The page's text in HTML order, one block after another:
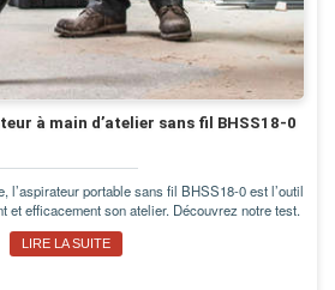
à main d’atelier sans fil BHSS18-0
l’aspirateur portable sans fil BHSS18-0 est l’outil
et efficacement son atelier. Découvrez notre test.
LIRE LA SUITE